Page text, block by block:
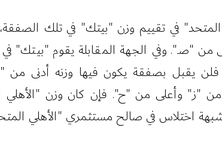
في تقييم وزن "بيتك" في تلك
من "صـ". وفي الجهة المقابلة يقوم "بيتك"
يقبل بصفقة يكون فيها وزنه أدنى
من "ز" وأعلى من "ح". فإن كان وزن
اختلاس في صالح مستثمري "الأهلي